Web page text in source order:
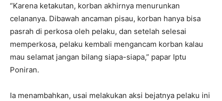
“Karena ketakutan, korban akhirnya menurunkan
celananya. Dibawah ancaman pisau, korban hanya bisa
pasrah di perkosa oleh pelaku, dan setelah selesai
memperkosa, pelaku kembali mengancam korban kalau
mau selamat jangan bilang siapa-siapa,” papar Iptu
Poniran.
Ia menambahkan, usai melakukan aksi bejatnya pelaku ini